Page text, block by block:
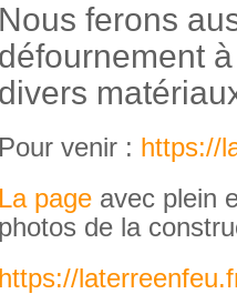
Nous ferons
défournement
divers
Pour venir : https://
La page avec plein
photos de la
https://